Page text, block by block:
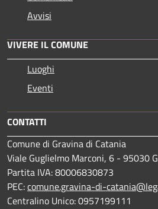
Avvisi
VIVERE IL COMUNE
Luoghi
Eventi
CONTATTI
Comune di Gravina di Catania
Viale Guglielmo Marconi, 6 - 95030
Partita IVA: 80006830873
PEC:comune.gravina-di-
Centralino Unico: 0957199111